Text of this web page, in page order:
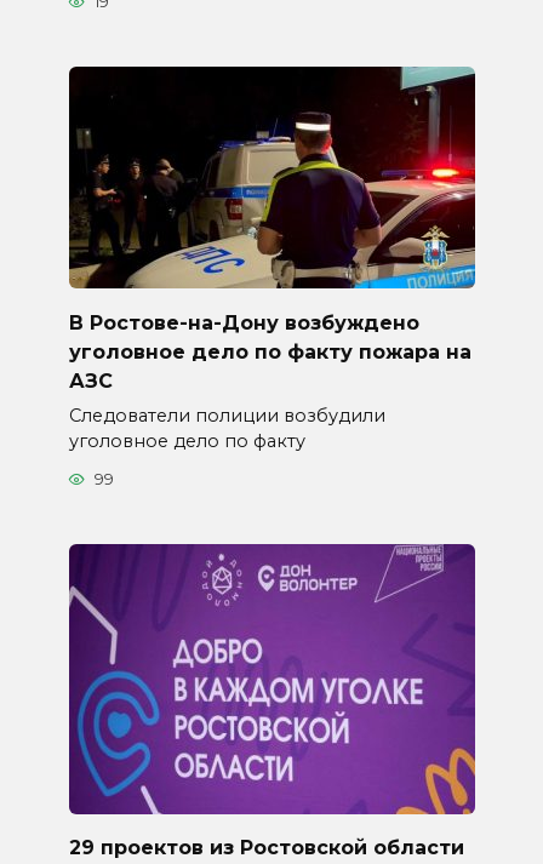
В Ростове-на-Дону возбуждено
уголовное дело по факту пожара на
АЗС
Следователи полиции возбудили
уголовное дело по факту
99
29 проектов из Ростовской области